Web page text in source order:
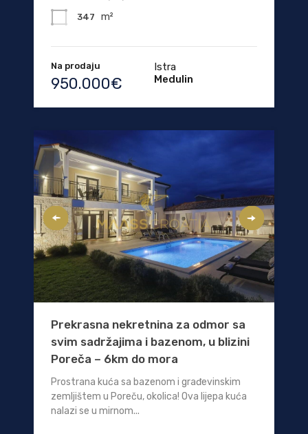
347 m²
Na prodaju
950.000€
Istra
Medulin
Prekrasna nekretnina za odmor sa
svim sadržajima i bazenom, u blizini
Poreča – 6km do mora
Prostrana kuća sa bazenom i građevinskim
zemljištem u Poreču, okolica! Ova lijepa kuća
nalazi se u mirnom...